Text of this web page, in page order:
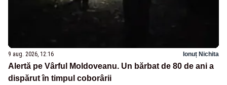
9 aug. 2026, 12:16 Ionuț Nichita
Alertă pe Vârful Moldoveanu. Un bărbat de 80 de ani a
dispărut în timpul coborârii